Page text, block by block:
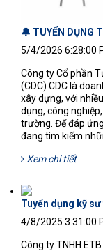
🔔 TUYỂN DỤNG
5/4/2026 6:28:00
Công ty Cổ phần
(CDC) CDC là doanh nghiệp hạng I trong lĩnh vực tư vấn – thiết kế
xây dựng, với
dụng, công
trường. Để đáp ứng khối lượng dự án ngày càng tăng, chúng tôi
đang tìm kiếm
Xem chi tiết
Tuyển dụng kỹ
4/8/2025 3:31:00
Công ty TNHH